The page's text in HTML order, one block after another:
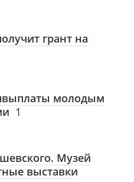
грант на
молодым
1
Музей
выставки